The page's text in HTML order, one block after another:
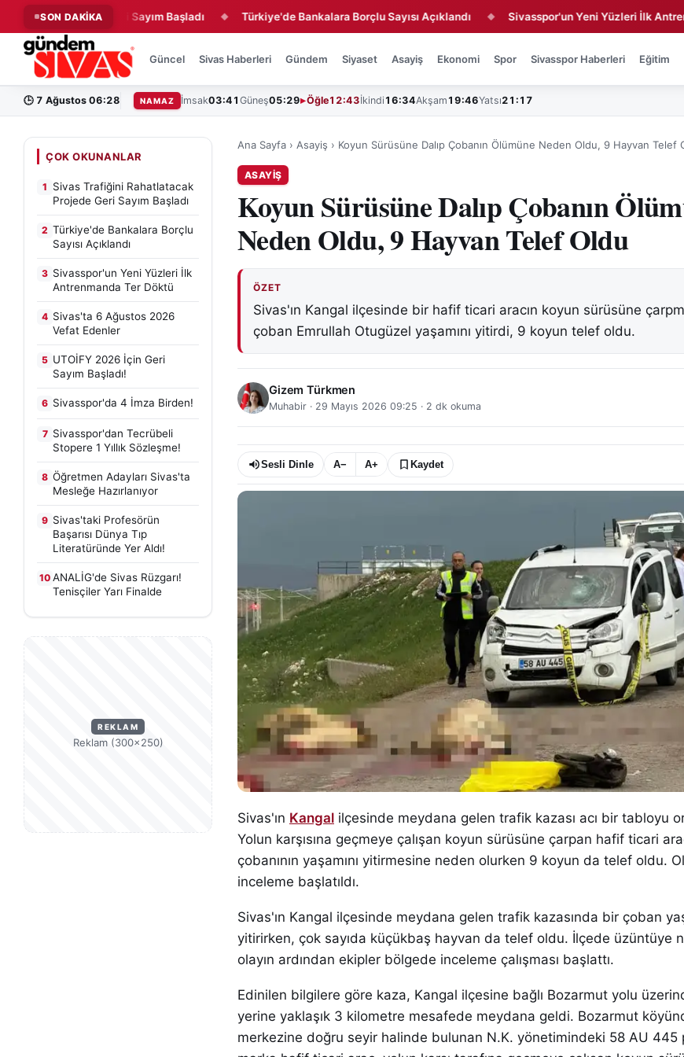
SON DAKİKA
Projede Geri Sayım Başladı ◆ Türkiye'de Bankalara Borçlu Sayısı Açıklandı ◆ Sivasspor'un Yeni Yüzleri İlk
Güncel Sivas Haberleri Gündem Siyaset Asayiş Ekonomi Spor Sivasspor Haberleri Eğitim
🕒 7 Ağustos 06:28 NAMAZ İmsak03:41 Güneş05:29 Öğle12:43İkindi 16:34Akşam 19:46Yatsı21:17
ÇOK OKUNANLAR
1 Sivas Trafiğini Rahatlatacak
Projede Geri Sayım Başladı
2 Türkiye'de Bankalara Borçlu
Sayısı Açıklandı
3 Sivasspor'un Yeni Yüzleri İlk
Antrenmanda Ter Döktü
4 Sivas'ta 6 Ağustos 2026
Vefat Edenler
5 UTOİFY 2026 İçin Geri
Sayım Başladı!
6 Sivasspor'da 4 İmza Birden!
7 Sivasspor'dan Tecrübeli
Stopere 1 Yıllık Sözleşme!
8 Öğretmen Adayları Sivas'ta
Mesleğe Hazırlanıyor
9 Sivas'taki Profesörün
Başarısı Dünya Tıp
Literatüründe Yer Aldı!
10 ANALİG'de Sivas Rüzgarı!
Tenisçiler Yarı Finalde
REKLAM
Reklam (300×250)
Ana Sayfa › Asayiş › Koyun Sürüsüne Dalıp Çobanın Ölümüne Neden Oldu, 9 Hayvan Telef
ASAYIŞ
Koyun Sürüsüne Dalıp Çobanın
Neden Oldu, 9 Hayvan Telef Oldu
ÖZET
Sivas'ın Kangal ilçesinde bir hafif ticari aracın koyun sürüsüne
çoban Emrullah Otugüzel yaşamını yitirdi, 9 koyun telef oldu.
Gizem Türkmen
Muhabir · 29 Mayıs 2026 09:25 · 2 dk okuma
Sesli Dinle A− A+ Kaydet
Sivas'ın Kangal ilçesinde meydana gelen trafik kazası acı bir tabloyu
Yolun karşısına geçmeye çalışan koyun sürüsüne çarpan hafif ticari
çobanının yaşamını yitirmesine neden olurken 9 koyun da telef oldu.
inceleme başlatıldı.
Sivas'ın Kangal ilçesinde meydana gelen trafik kazasında bir çoban
yitirirken, çok sayıda küçükbaş hayvan da telef oldu. İlçede üzüntüye
olayın ardından ekipler bölgede inceleme çalışması başlattı.
Edinilen bilgilere göre kaza, Kangal ilçesine bağlı Bozarmut yolu
yerine yaklaşık 3 kilometre mesafede meydana geldi. Bozarmut
merkezine doğru seyir halinde bulunan N.K. yönetimindeki 58 AU 445